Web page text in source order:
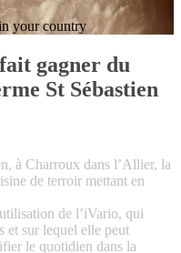
your country
gagner du
St Sébastien
à Charroux dans l’Allier, la
de terroir mettant en
de l’iVario, qui
et sur lequel elle peut
le quotidien dans la